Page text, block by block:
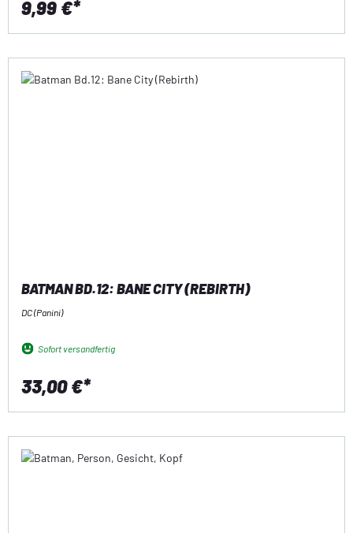
9,99 €*
BATMAN BD.12: BANE CITY (REBIRTH)
DC (Panini)
Sofort versandfertig
33,00 €*